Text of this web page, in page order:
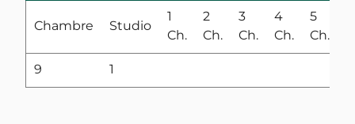
Chambre Studio
1
Ch.
2
Ch.
3
Ch.
4
Ch.
5
Ch.
9 1